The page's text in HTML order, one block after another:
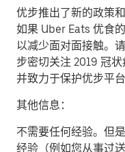
优步推出了新的政策
如果 Uber Eats 优食
以减少面对面接触。
步密切关注 2019 冠
并致力于保护优步平
其他信息：
不需要任何经验。但
经验（例如您从事过